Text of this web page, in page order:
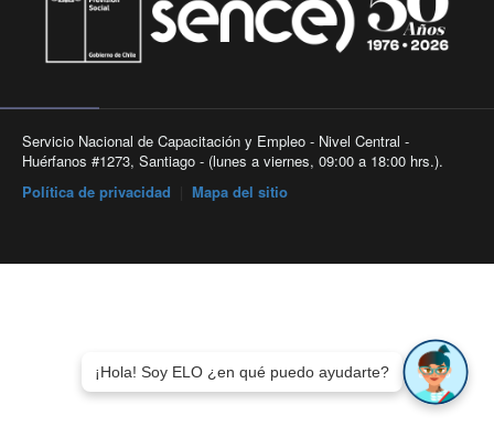
Servicio Nacional de Capacitación y Empleo - Nivel Central -
Huérfanos #1273, Santiago - (lunes a viernes, 09:00 a 18:00 hrs.).
Política de privacidad
Mapa del sitio
¡Hola! Soy ELO ¿en qué puedo ayudarte?